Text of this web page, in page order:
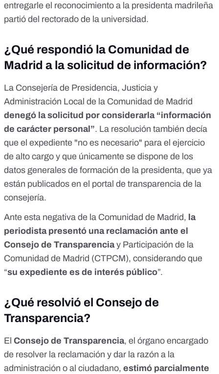
entregarle el reconocimiento a la presidenta madrileña
partió del rectorado de la universidad.
¿Qué respondió la Comunidad de
Madrid a la solicitud de información?
La Consejería de Presidencia, Justicia y
Administración Local de la Comunidad de Madrid
denegó la solicitud por considerarla “información
de carácter personal”. La resolución también decía
que el expediente "no es necesario" para el ejercicio
de alto cargo y que únicamente se dispone de los
datos generales de formación de la presidenta, que ya
están publicados en el portal de transparencia de la
consejería.
Ante esta negativa de la Comunidad de Madrid, la
periodista presentó una reclamación ante el
Consejo de Transparenciay Participación de la
Comunidad de Madrid (CTPCM), considerando que
“su expediente es de interés público”.
¿Qué resolvió el Consejo de
Transparencia?
El Consejo de Transparencia, el órgano encargado
de resolver la reclamación y dar la razón a la
administración o al ciudadano, estimó parcialmente